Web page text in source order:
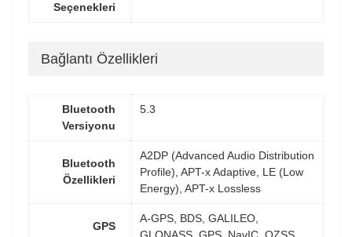
Seçenekleri
Bağlantı Özellikleri
Bluetooth
Versiyonu
5.3
Bluetooth
Özellikleri
A2DP (Advanced Audio Distribution
Profile), APT-x Adaptive, LE (Low
Energy), APT-x Lossless
GPS
A-GPS, BDS, GALILEO,